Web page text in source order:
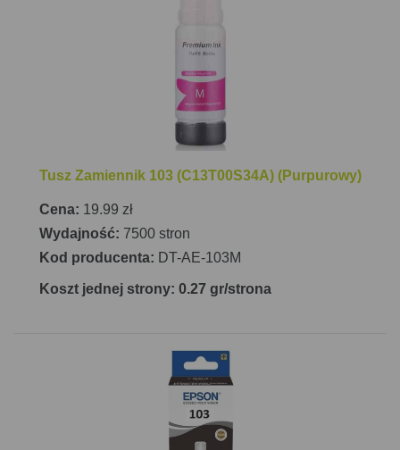
Tusz Zamiennik 103 (C13T00S34A) (Purpurowy)
Cena: 19.99 zł
Wydajność: 7500 stron
Kod producenta: DT-AE-103M
Koszt jednej strony: 0.27 gr/strona